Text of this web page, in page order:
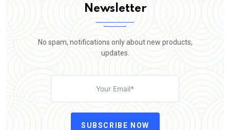
Newsletter
No spam, notifications only about new products,
updates.
SUBSCRIBE NOW